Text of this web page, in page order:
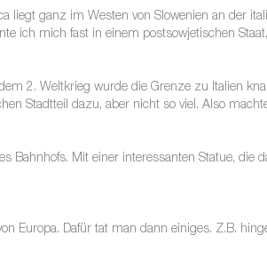
liegt ganz im Westen von Slowenien an der
ich mich fast in einem postsowjetischen
2. Weltkrieg wurde die Grenze zu Italien
Stadtteil dazu, aber nicht so viel. Also
Bahnhofs. Mit einer interessanten Statue, die
Europa. Dafür tat man dann einiges. Z.B.